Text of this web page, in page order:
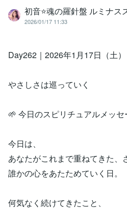
初音⭐️魂の羅針盤 ルミナス
2026/01/17 11:33
Day262｜2026年1月17日（土）
やさしさは巡っていく
🌱 今日のスピリチュアルメッセ
今日は、
あなたがこれまで重ねてきた、
誰かの心をあたためていく日。
何気なく続けてきたこと、